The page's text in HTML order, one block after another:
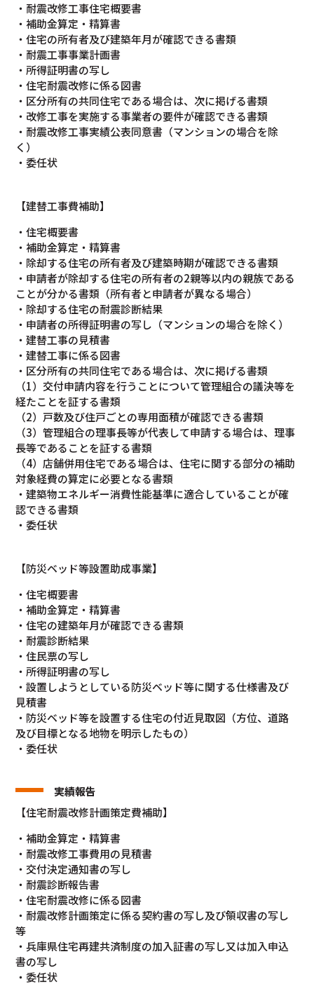
・耐震改修工事住宅概要書
・補助金算定・精算書
・住宅の所有者及び建築年月が確認できる書類
・耐震工事事業計画書
・所得証明書の写し
・住宅耐震改修に係る図書
・区分所有の共同住宅である場合は、次に掲げる書類
・改修工事を実施する事業者の要件が確認できる書類
・耐震改修工事実績公表同意書（マンションの場合を除
く）
・委任状
【建替工事費補助】
・住宅概要書
・補助金算定・精算書
・除却する住宅の所有者及び建築時期が確認できる書類
・申請者が除却する住宅の所有者の2親等以内の親族である
ことが分かる書類（所有者と申請者が異なる場合）
・除却する住宅の耐震診断結果
・申請者の所得証明書の写し（マンションの場合を除く）
・建替工事の見積書
・建替工事に係る図書
・区分所有の共同住宅である場合は、次に掲げる書類
（1）交付申請内容を行うことについて管理組合の議決等を
経たことを証する書類
（2）戸数及び住戸ごとの専用面積が確認できる書類
（3）管理組合の理事長等が代表して申請する場合は、理事
長等であることを証する書類
（4）店舗併用住宅である場合は、住宅に関する部分の補助
対象経費の算定に必要となる書類
・建築物エネルギー消費性能基準に適合していることが確
認できる書類
・委任状
【防災ベッド等設置助成事業】
・住宅概要書
・補助金算定・精算書
・住宅の建築年月が確認できる書類
・耐震診断結果
・住民票の写し
・所得証明書の写し
・設置しようとしている防災ベッド等に関する仕様書及び
見積書
・防災ベッド等を設置する住宅の付近見取図（方位、道路
及び目標となる地物を明示したもの）
・委任状
実績報告
【住宅耐震改修計画策定費補助】
・補助金算定・精算書
・耐震改修工事費用の見積書
・交付決定通知書の写し
・耐震診断報告書
・住宅耐震改修に係る図書
・耐震改修計画策定に係る契約書の写し及び領収書の写し
等
・兵庫県住宅再建共済制度の加入証書の写し又は加入申込
書の写し
・委任状